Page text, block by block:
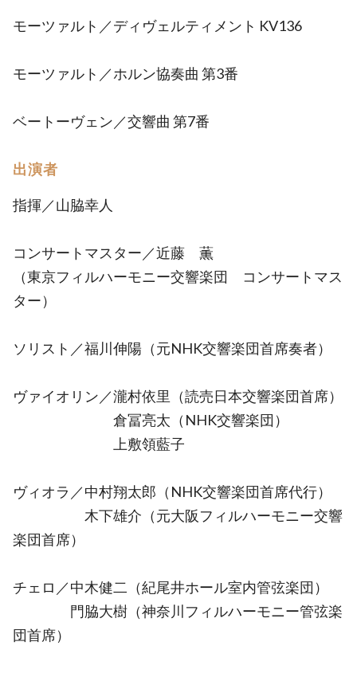
モーツァルト／ディヴェルティメント KV136
モーツァルト／ホルン協奏曲 第3番
ベートーヴェン／交響曲 第7番
出演者
指揮／山脇幸人
コンサートマスター／近藤 薫
（東京フィルハーモニー交響楽団 コンサートマス
ター）
ソリスト／福川伸陽（元NHK交響楽団首席奏者）
ヴァイオリン／瀧村依里（読売日本交響楽団首席）
倉冨亮太（NHK交響楽団）
上敷領藍子
ヴィオラ／中村翔太郎（NHK交響楽団首席代行）
木下雄介（元大阪フィルハーモニー交響
楽団首席）
チェロ／中木健二（紀尾井ホール室内管弦楽団）
門脇大樹（神奈川フィルハーモニー管弦楽
団首席）